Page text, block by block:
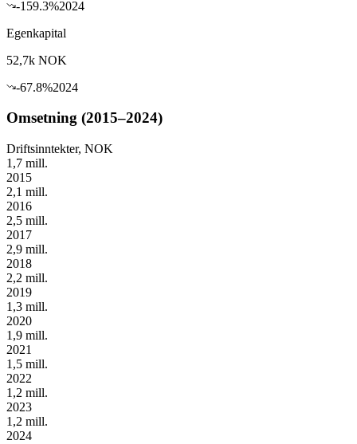
-159.3%2024
Egenkapital
52,7k NOK
-67.8%2024
Omsetning (2015–2024)
Driftsinntekter, NOK
1,7 mill.
2015
2,1 mill.
2016
2,5 mill.
2017
2,9 mill.
2018
2,2 mill.
2019
1,3 mill.
2020
1,9 mill.
2021
1,5 mill.
2022
1,2 mill.
2023
1,2 mill.
2024